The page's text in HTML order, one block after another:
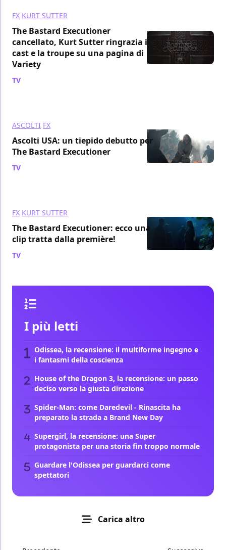
FX KURT SUTTER
The Bastard Executioner
cancellato, Kurt Sutter ringrazia il
cast e la troupe su una pagina di
Variety
TV
ASCOLTI FX
Ascolti USA: un tiepido debutto per
The Bastard Executioner
TV
FX KURT SUTTER
The Bastard Executioner: ecco una
clip tratta dalla première!
TV
I più letti
Odissea, la recensione: il multiforme ingegno e
i fantasmi della coscienza
House of the Dragon 3, la recensione: un passo
deciso verso la giusta direzione
Spider-Man: come Daredevil - Rinascita ha
preparato la strada a Brand New Day
Supergirl, la recensione: una Super
protagonista per una storia fin troppo normale
Guardare l'Odissea per guardarci come
spettatori
Carica altro